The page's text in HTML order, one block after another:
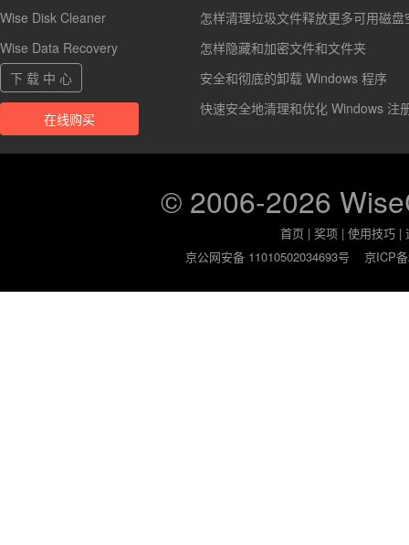
Wise Disk Cleaner
Wise Data Recovery
下 载 中 心
在线购买
怎样清理垃圾文件释放更多可用磁盘
怎样隐藏和加密文件和文件夹
安全和彻底的卸载 Windows 程序
快速安全地清理和优化 Windows 注
© 2006-2026
首页 |奖项 |使用技巧 |
京公网安备 11010502034693号
京ICP